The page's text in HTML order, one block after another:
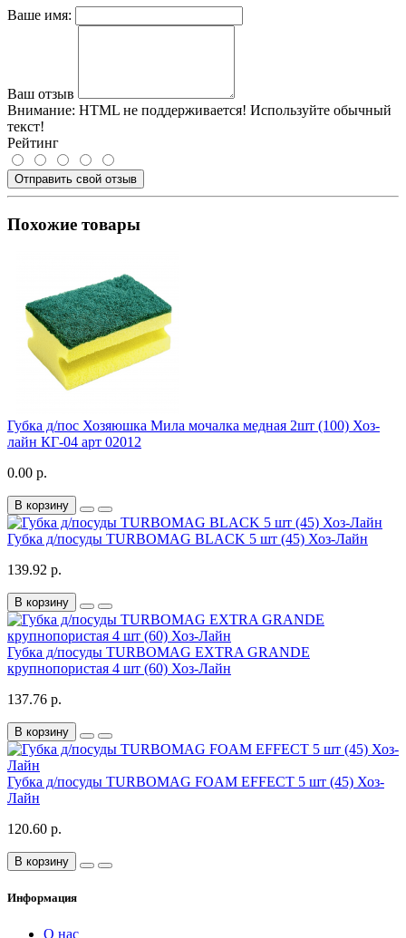
Ваше имя:
Ваш отзыв
Внимание: HTML не поддерживается! Используйте обычный
текст!
Рейтинг
Отправить свой отзыв
Похожие товары
Губка д/пос Хозяюшка Мила мочалка медная 2шт (100) Хоз-
лайн КГ-04 арт 02012
0.00 р.
В корзину
Губка д/посуды TURBOMAG BLACK 5 шт (45) Хоз-Лайн
139.92 р.
В корзину
Губка д/посуды TURBOMAG EXTRA GRANDE
крупнопористая 4 шт (60) Хоз-Лайн
137.76 р.
В корзину
Губка д/посуды TURBOMAG FOAM EFFECT 5 шт (45) Хоз-
Лайн
120.60 р.
В корзину
Информация
О нас